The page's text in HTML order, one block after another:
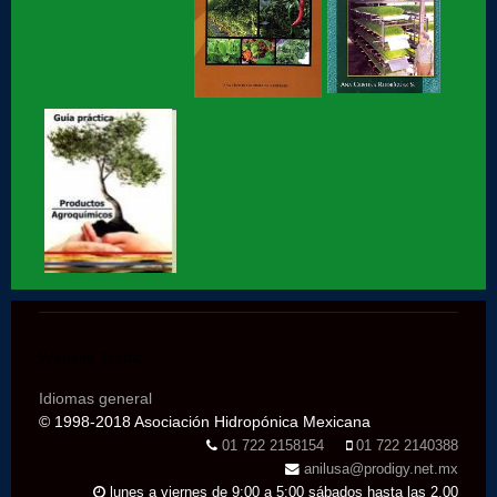
Hidroponia, centro tecnológico en Hidroponia
Hidroponia lechugas en la cocina
Hidroponia, invernaderos gestionados por la AHM, apoyo
social
Hidroponia en Factor ciencia
Hidroponia historia de éxito parte 1
Hidroponia en marte, entrevista con Jaime Maussan
Idiomas general
© 1998-2018 Asociación Hidropónica Mexicana
01 722 2158154
01 722 2140388
anilusa@prodigy.net.mx
lunes a viernes de 9:00 a 5:00 sábados hasta las 2.00